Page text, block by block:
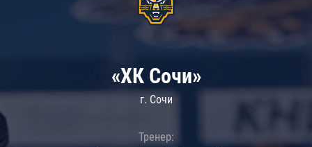
«ХК Сочи»
г. Сочи
Тренер: